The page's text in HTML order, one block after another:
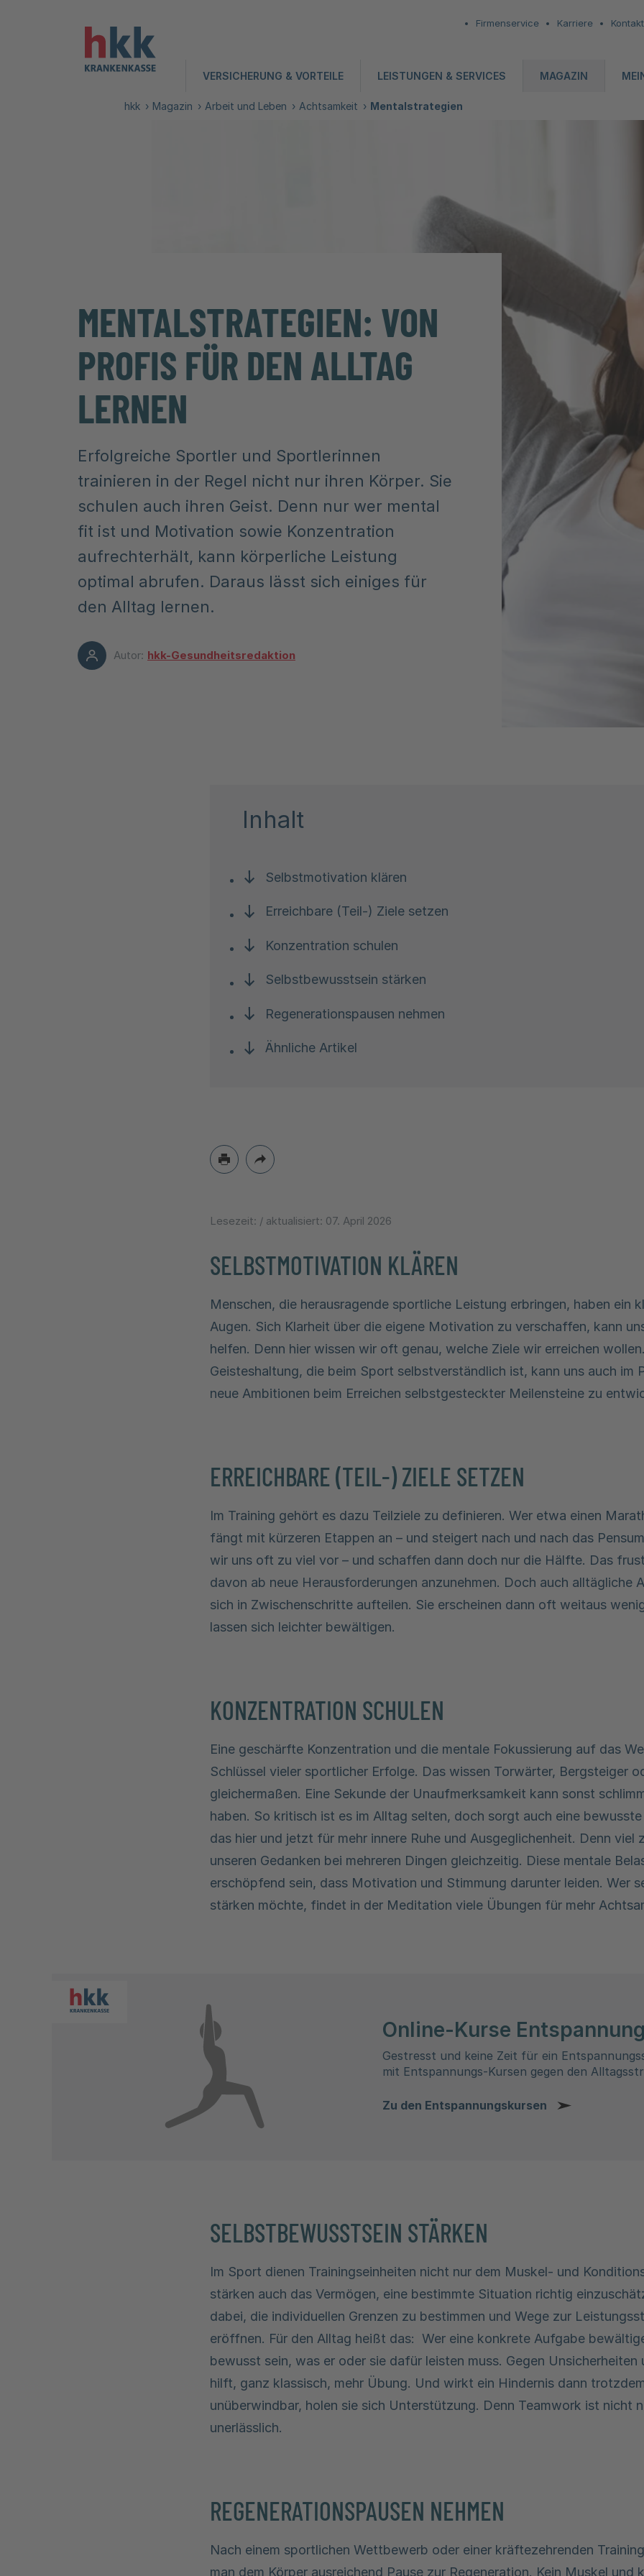
Firmenservice Karriere Kontakt
VERSICHERUNG & VORTEILE LEISTUNGEN & SERVICES MAGAZIN
hkk Magazin Arbeit und Leben Achtsamkeit Mentalstrategien
MENTALSTRATEGIEN: VON
PROFIS FÜR DEN ALLTAG
LERNEN
Erfolgreiche Sportler und Sportlerinnen
trainieren in der Regel nicht nur ihren Körper. Sie
schulen auch ihren Geist. Denn nur wer mental
fit ist und Motivation sowie Konzentration
aufrechterhält, kann körperliche Leistung
optimal abrufen. Daraus lässt sich einiges für
den Alltag lernen.
Autor: hkk-Gesundheitsredaktion
Inhalt
Selbstmotivation klären
Erreichbare (Teil-) Ziele setzen
Konzentration schulen
Selbstbewusstsein stärken
Regenerationspausen nehmen
Ähnliche Artikel
Lesezeit: / aktualisiert: 07. April 2026
SELBSTMOTIVATION KLÄREN
Menschen, die herausragende sportliche Leistung erbringen, haben ein
Augen. Sich Klarheit über die eigene Motivation zu verschaffen, kann
helfen. Denn hier wissen wir oft genau, welche Ziele wir erreichen
Geisteshaltung, die beim Sport selbstverständlich ist, kann uns auch im
neue Ambitionen beim Erreichen selbstgesteckter Meilensteine zu
ERREICHBARE (TEIL-) ZIELE SETZEN
Im Training gehört es dazu Teilziele zu definieren. Wer etwa einen
fängt mit kürzeren Etappen an – und steigert nach und nach das
wir uns oft zu viel vor – und schaffen dann doch nur die Hälfte. Das
davon ab neue Herausforderungen anzunehmen. Doch auch alltägliche
sich in Zwischenschritte aufteilen. Sie erscheinen dann oft weitaus
lassen sich leichter bewältigen.
KONZENTRATION SCHULEN
Eine geschärfte Konzentration und die mentale Fokussierung auf das
Schlüssel vieler sportlicher Erfolge. Das wissen Torwärter, Bergsteiger
gleichermaßen. Eine Sekunde der Unaufmerksamkeit kann sonst
haben. So kritisch ist es im Alltag selten, doch sorgt auch eine
das hier und jetzt für mehr innere Ruhe und Ausgeglichenheit. Denn viel
unseren Gedanken bei mehreren Dingen gleichzeitig. Diese mentale
erschöpfend sein, dass Motivation und Stimmung darunter leiden. Wer
stärken möchte, findet in der Meditation viele Übungen für mehr
Online-Kurse
Gestresst und keine Zeit für ein
mit Entspannungs-Kursen gegen den
Zu den Entspannungskursen
SELBSTBEWUSSTSEIN STÄRKEN
Im Sport dienen Trainingseinheiten nicht nur dem Muskel- und
stärken auch das Vermögen, eine bestimmte Situation richtig
dabei, die individuellen Grenzen zu bestimmen und Wege zur
eröffnen. Für den Alltag heißt das: Wer eine konkrete Aufgabe
bewusst sein, was er oder sie dafür leisten muss. Gegen Unsicherheiten
hilft, ganz klassisch, mehr Übung. Und wirkt ein Hindernis dann
unüberwindbar, holen sie sich Unterstützung. Denn Teamwork ist nicht
unerlässlich.
REGENERATIONSPAUSEN NEHMEN
Nach einem sportlichen Wettbewerb oder einer kräftezehrenden
man dem Körper ausreichend Pause zur Regeneration. Kein Muskel und